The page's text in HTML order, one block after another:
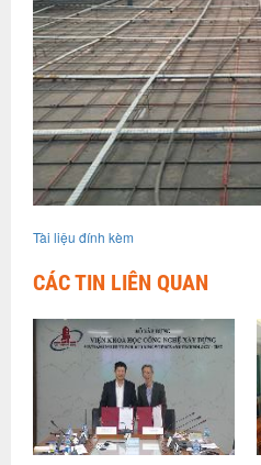
Tài liệu đính kèm
CÁC TIN LIÊN QUAN